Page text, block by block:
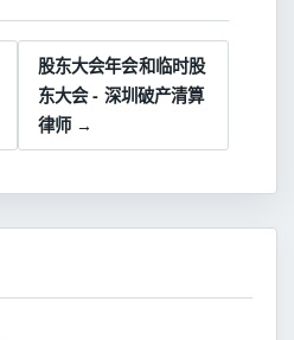
股东大会年会和临时股
东大会 - 深圳破产清算
律师 →